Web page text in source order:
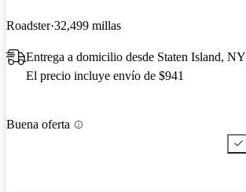
Roadster 32,499 millas
Entrega a domicilio desde Staten Island, NY
El precio incluye envío de $941
Buena oferta